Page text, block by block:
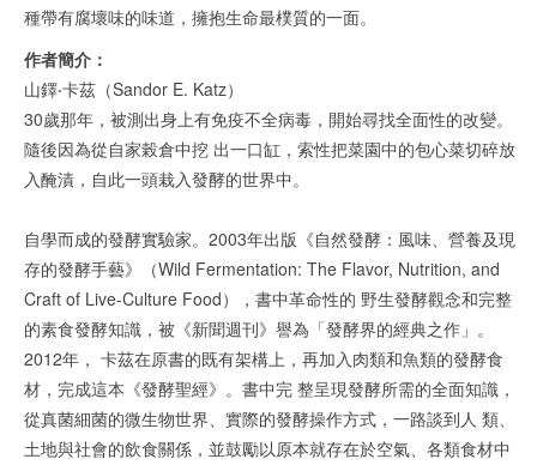
種帶有腐壞味的味道，擁抱生命最樸質的一面。
作者簡介：
山鐸‧卡茲（Sandor E. Katz）
30歲那年，被測出身上有免疫不全病毒，開始尋找全面性的改變。
隨後因為從自家榖倉中挖 出一口缸，索性把菜園中的包心菜切碎放
入醃漬，自此一頭栽入發酵的世界中。
自學而成的發酵實驗家。2003年出版《自然發酵：風味、營養及現
存的發酵手藝》（Wild Fermentation: The Flavor, Nutrition, and
Craft of Live-Culture Food），書中革命性的 野生發酵觀念和完整
的素食發酵知識，被《新聞週刊》譽為「發酵界的經典之作」。
2012年， 卡茲在原書的既有架構上，再加入肉類和魚類的發酵食
材，完成這本《發酵聖經》。書中完 整呈現發酵所需的全面知識，
從真菌細菌的微生物世界、實際的發酵操作方式，一路談到人 類、
土地與社會的飲食關係，並鼓勵以原本就存在於空氣、各類食材中